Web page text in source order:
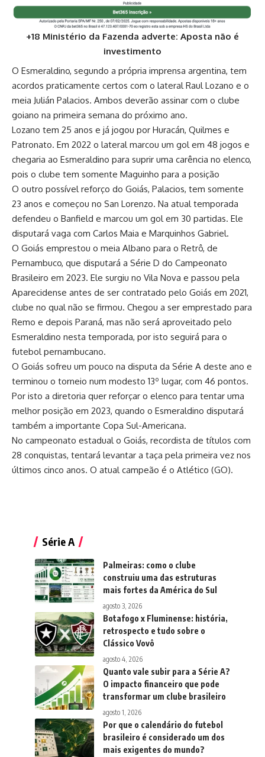
+18 Ministério da Fazenda adverte: Aposta não é
investimento
O Esmeraldino, segundo a própria imprensa argentina, tem
acordos praticamente certos com o lateral Raul Lozano e o
meia Julián Palacios. Ambos deverão assinar com o clube
goiano na primeira semana do próximo ano.
Lozano tem 25 anos e já jogou por Huracán, Quilmes e
Patronato. Em 2022 o lateral marcou um gol em 48 jogos e
chegaria ao Esmeraldino para suprir uma carência no elenco,
pois o clube tem somente Maguinho para a posição
O outro possível reforço do Goiás, Palacios, tem somente
23 anos e começou no San Lorenzo. Na atual temporada
defendeu o Banfield e marcou um gol em 30 partidas. Ele
disputará vaga com Carlos Maia e Marquinhos Gabriel.
O Goiás emprestou o meia Albano para o Retrô, de
Pernambuco, que disputará a Série D do Campeonato
Brasileiro em 2023. Ele surgiu no Vila Nova e passou pela
Aparecidense antes de ser contratado pelo Goiás em 2021,
clube no qual não se firmou. Chegou a ser emprestado para
Remo e depois Paraná, mas não será aproveitado pelo
Esmeraldino nesta temporada, por isto seguirá para o
futebol pernambucano.
O Goiás sofreu um pouco na disputa da Série A deste ano e
terminou o torneio num modesto 13º lugar, com 46 pontos.
Por isto a diretoria quer reforçar o elenco para tentar uma
melhor posição em 2023, quando o Esmeraldino disputará
também a importante Copa Sul-Americana.
No campeonato estadual o Goiás, recordista de títulos com
28 conquistas, tentará levantar a taça pela primeira vez nos
últimos cinco anos. O atual campeão é o Atlético (GO).
Série A
Palmeiras: como o clube
construiu uma das estruturas
mais fortes da América do Sul
agosto 3, 2026
Botafogo x Fluminense: história,
retrospecto e tudo sobre o
Clássico Vovô
agosto 4, 2026
Quanto vale subir para a Série A?
O impacto financeiro que pode
transformar um clube brasileiro
agosto 1, 2026
Por que o calendário do futebol
brasileiro é considerado um dos
mais exigentes do mundo?